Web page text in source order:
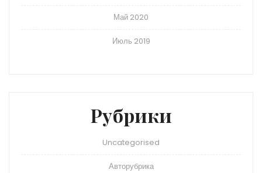
Май 2020
Июль 2019
Рубрики
Uncategorised
Авторубрика